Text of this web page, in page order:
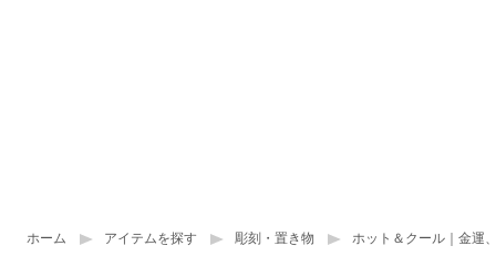
ホーム アイテムを探す 彫刻・置き物 ホット＆クール｜金運